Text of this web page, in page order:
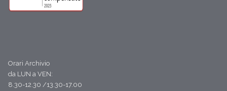
Orari Archivio
da LUN a VEN:
8.30-12.30 /13.30-17.00